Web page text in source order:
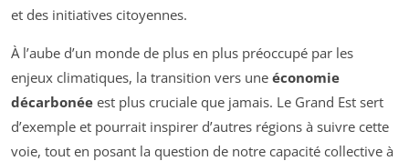
et des initiatives citoyennes.
À l’aube d’un monde de plus en plus préoccupé par les
enjeux climatiques, la transition vers une économie
décarbonée est plus cruciale que jamais. Le Grand Est sert
d’exemple et pourrait inspirer d’autres régions à suivre cette
voie, tout en posant la question de notre capacité collective à